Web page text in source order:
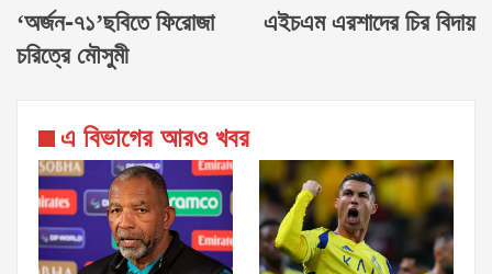
‘অর্জন-৭১’ছবিতে ফিরোজা
চরিত্রে মৌসুমী
এইচএম এরশাদের চির বিদায়
এ বিভাগের আরও খবর